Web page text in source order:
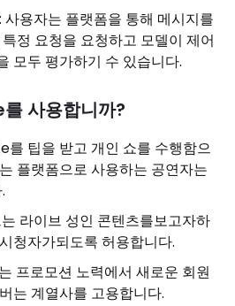
사용자는 플랫폼을 통해 메시지를
정 요청을 요청하고 모델이 제어
모두 평가하기 수 있습니다.
사용합니까?
팁을 받고 개인 쇼를 수행함으
플랫폼으로 사용하는 공연자는
라이브 성인 콘텐츠를보고자하
청자가되도록 허용합니다.
프로모션 노력에서 새로운 회원
는 계열사를 고용합니다.